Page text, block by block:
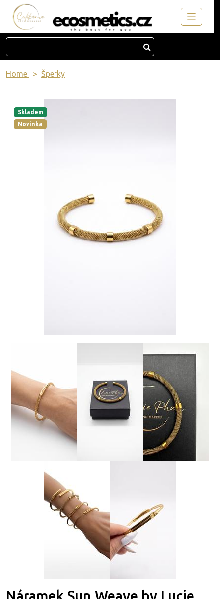
Home Šperky
Skladem
Novinka
Náramek Sun Weave by Lucie